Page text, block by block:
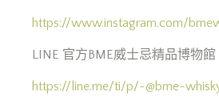
https://www.instagram.com/
LINE 官方BME威士忌精品博物館
https://line.me/ti/p/~@bme-